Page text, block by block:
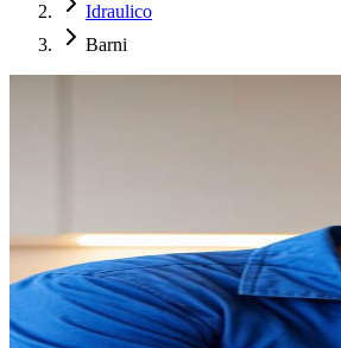
Idraulico
Barni